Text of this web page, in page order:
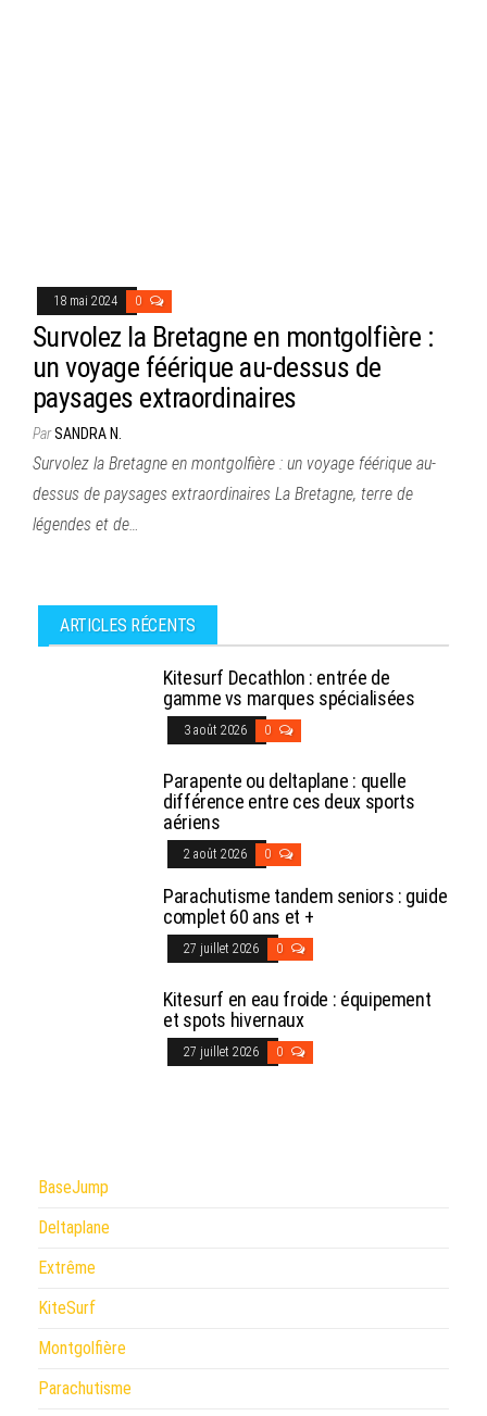
18 mai 2024 0
Survolez la Bretagne en montgolfière :
un voyage féérique au-dessus de
paysages extraordinaires
ParSANDRA N.
Survolez la Bretagne en montgolfière : un voyage féérique au-
dessus de paysages extraordinaires La Bretagne, terre de
légendes et de…
ARTICLES RÉCENTS
Kitesurf Decathlon : entrée de
gamme vs marques spécialisées
3 août 2026 0
Parapente ou deltaplane : quelle
différence entre ces deux sports
aériens
2 août 2026 0
Parachutisme tandem seniors : guide
complet 60 ans et +
27 juillet 2026 0
Kitesurf en eau froide : équipement
et spots hivernaux
27 juillet 2026 0
BaseJump
Deltaplane
Extrême
KiteSurf
Montgolfière
Parachutisme